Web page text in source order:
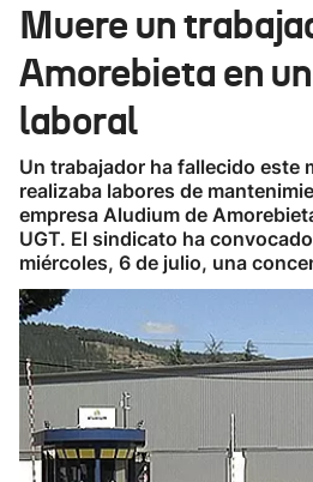
Muere un
Amorebieta en
laboral
Un trabajador ha fallecido este
realizaba labores de
empresa Aludium de
UGT. El sindicato ha
miércoles, 6 de julio, una